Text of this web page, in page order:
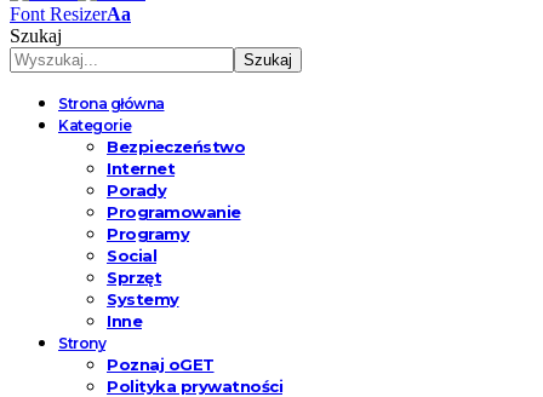
Font ResizerAa
Szukaj
Strona główna
Kategorie
Bezpieczeństwo
Internet
Porady
Programowanie
Programy
Social
Sprzęt
Systemy
Inne
Strony
Poznaj oGET
Polityka prywatności